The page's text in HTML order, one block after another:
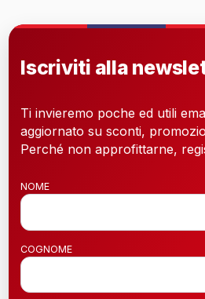
Iscriviti alla
Ti invieremo poche ed utili
aggiornato su sconti,
Perché non approfittarne,
NOME
COGNOME